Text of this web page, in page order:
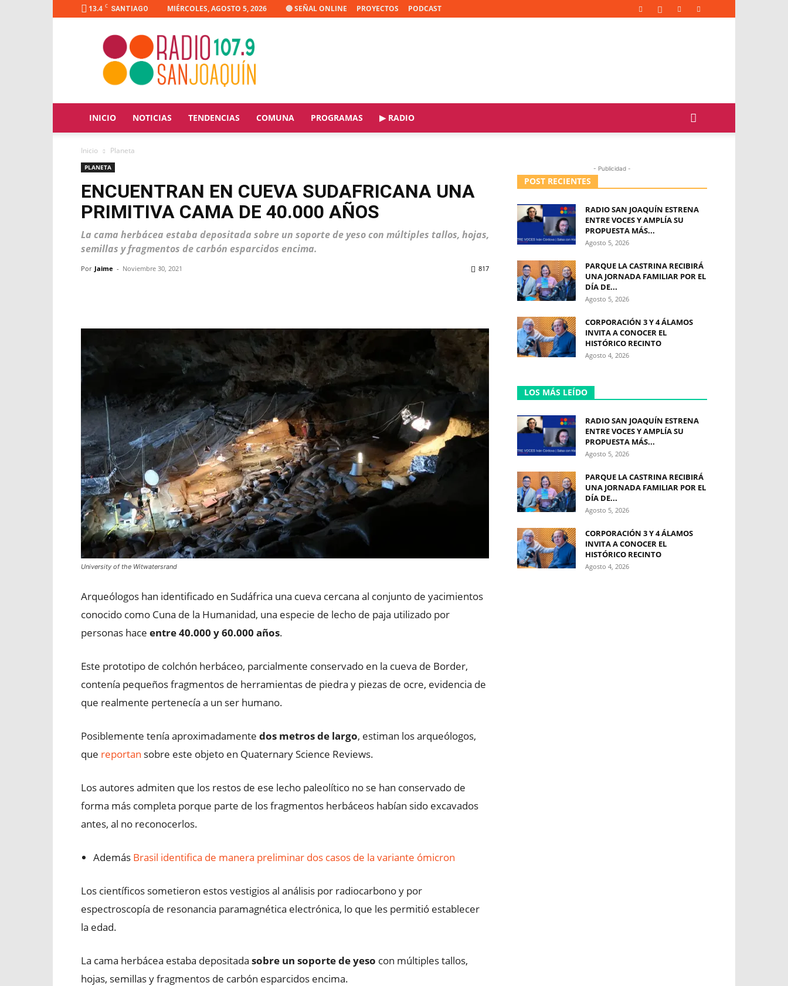
13.4 C SANTIAGO MIÉRCOLES, AGOSTO 5, 2026 🔴 SEÑAL ONLINE PROYECTOS PODCAST
Radio
Joaquín
INICIO NOTICIAS TENDENCIAS COMUNA PROGRAMAS ▶ RADIO
Inicio Planeta
PLANETA
ENCUENTRAN EN CUEVA SUDAFRICANA UNA
PRIMITIVA CAMA DE 40.000 AÑOS
La cama herbácea estaba depositada sobre un soporte de yeso con múltiples tallos, hojas,
semillas y fragmentos de carbón esparcidos encima.
Por Jaime - Noviembre 30, 2021 817
University of the Witwatersrand
Arqueólogos han identificado en Sudáfrica una cueva cercana al conjunto de yacimientos
conocido como Cuna de la Humanidad, una especie de lecho de paja utilizado por
personas hace entre 40.000 y 60.000 años.
Este prototipo de colchón herbáceo, parcialmente conservado en la cueva de Border,
contenía pequeños fragmentos de herramientas de piedra y piezas de ocre, evidencia de
que realmente pertenecía a un ser humano.
Posiblemente tenía aproximadamente dos metros de largo, estiman los arqueólogos,
que reportan sobre este objeto en Quaternary Science Reviews.
Los autores admiten que los restos de ese lecho paleolítico no se han conservado de
forma más completa porque parte de los fragmentos herbáceos habían sido excavados
antes, al no reconocerlos.
Además Brasil identifica de manera preliminar dos casos de la variante ómicron
Los científicos sometieron estos vestigios al análisis por radiocarbono y por
espectroscopía de resonancia paramagnética electrónica, lo que les permitió establecer
la edad.
La cama herbácea estaba depositada sobre un soporte de yeso con múltiples tallos,
hojas, semillas y fragmentos de carbón esparcidos encima.
- Publicidad -
POST RECIENTES
RADIO SAN JOAQUÍN ESTRENA
ENTRE VOCES Y AMPLÍA SU
PROPUESTA MÁS...
Agosto 5, 2026
PARQUE LA CASTRINA RECIBIRÁ
UNA JORNADA FAMILIAR POR EL
DÍA DE...
Agosto 5, 2026
CORPORACIÓN 3 Y 4 ÁLAMOS
INVITA A CONOCER EL
HISTÓRICO RECINTO
Agosto 4, 2026
LOS MÁS LEÍDO
RADIO SAN JOAQUÍN ESTRENA
ENTRE VOCES Y AMPLÍA SU
PROPUESTA MÁS...
Agosto 5, 2026
PARQUE LA CASTRINA RECIBIRÁ
UNA JORNADA FAMILIAR POR EL
DÍA DE...
Agosto 5, 2026
CORPORACIÓN 3 Y 4 ÁLAMOS
INVITA A CONOCER EL
HISTÓRICO RECINTO
Agosto 4, 2026